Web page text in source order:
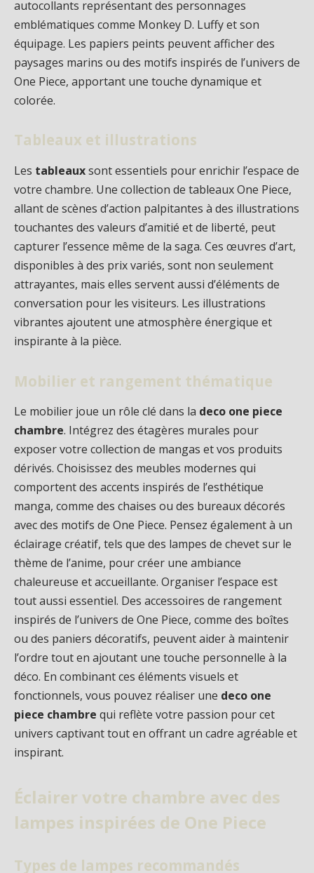
autocollants représentant des personnages
emblématiques comme Monkey D. Luffy et son
équipage. Les papiers peints peuvent afficher des
paysages marins ou des motifs inspirés de l’univers de
One Piece, apportant une touche dynamique et
colorée.
Tableaux et illustrations
Les tableauxsont essentiels pour enrichir l’espace de
votre chambre. Une collection de tableaux One Piece,
allant de scènes d’action palpitantes à des illustrations
touchantes des valeurs d’amitié et de liberté, peut
capturer l’essence même de la saga. Ces œuvres d’art,
disponibles à des prix variés, sont non seulement
attrayantes, mais elles servent aussi d’éléments de
conversation pour les visiteurs. Les illustrations
vibrantes ajoutent une atmosphère énergique et
inspirante à la pièce.
Mobilier et rangement thématique
Le mobilier joue un rôle clé dans la deco one piece
chambre. Intégrez des étagères murales pour
exposer votre collection de mangas et vos produits
dérivés. Choisissez des meubles modernes qui
comportent des accents inspirés de l’esthétique
manga, comme des chaises ou des bureaux décorés
avec des motifs de One Piece. Pensez également à un
éclairage créatif, tels que des lampes de chevet sur le
thème de l’anime, pour créer une ambiance
chaleureuse et accueillante. Organiser l’espace est
tout aussi essentiel. Des accessoires de rangement
inspirés de l’univers de One Piece, comme des boîtes
ou des paniers décoratifs, peuvent aider à maintenir
l’ordre tout en ajoutant une touche personnelle à la
déco. En combinant ces éléments visuels et
fonctionnels, vous pouvez réaliser une deco one
piece chambre qui reflète votre passion pour cet
univers captivant tout en offrant un cadre agréable et
inspirant.
Éclairer votre chambre avec des
lampes inspirées de One Piece
Types de lampes recommandés